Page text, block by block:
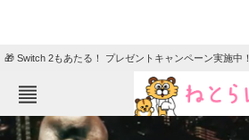
🎁 Switch 2もあたる！ プレゼントキャンペーン実施中！
ねとらぼメニュー